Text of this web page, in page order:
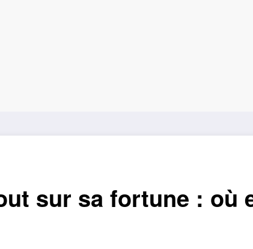
sur sa fortune : où